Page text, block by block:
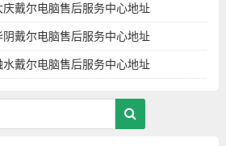
戴尔电脑售后服务中心地址
戴尔电脑售后服务中心地址
戴尔电脑售后服务中心地址